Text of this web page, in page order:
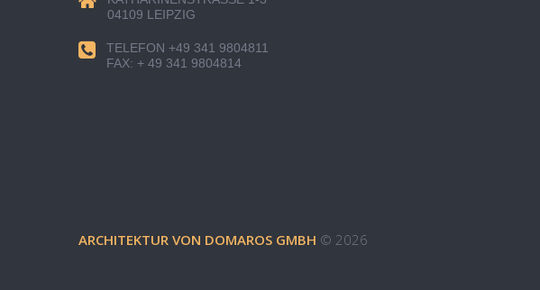
04109 LEIPZIG
TELEFON +49 341 9804811
FAX: + 49 341 9804814
ARCHITEKTUR VON DOMAROS GMBH © 2026